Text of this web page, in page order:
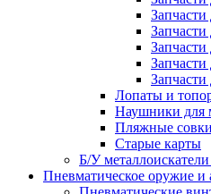
Запчасти
Запчасти
Лопаты и
Наушники для
Пляжные
Старые карты
Б/У
Пневматическое оружие и